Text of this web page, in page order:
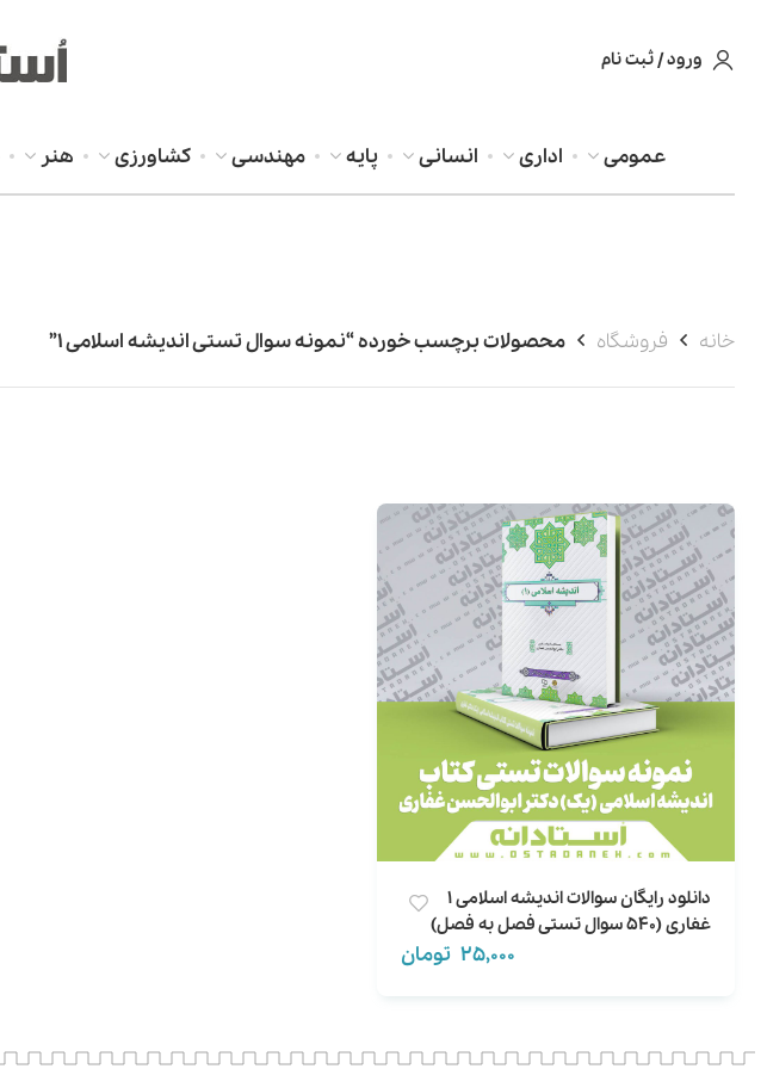
ورود / ثبت نام
عمومی اداری انسانی پایه مهندسی کشاورزی هنر
خانه فروشگاه محصولات برچسب خورده “نمونه سوال تستی اندیشه اسلامی 1”
دانلود رایگان سوالات اندیشه اسلامی 1
غفاری (540 سوال تستی فصل به فصل)
25,000 تومان